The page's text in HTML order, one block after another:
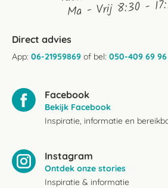
Ma - Vrij 8:30 -
Direct advies
App: 06-21959869 of bel: 050-409 69 96
Facebook
Bekijk Facebook
Inspiratie, informatie en
Instagram
Ontdek onze stories
Inspiratie & informatie